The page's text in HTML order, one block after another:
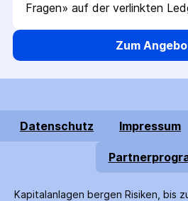
Fragen» auf der verlinkten
Zum
Datenschutz Impressum
Kapitalanlagen bergen Risiken, bis